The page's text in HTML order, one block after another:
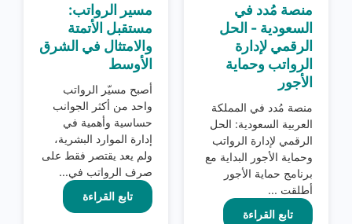
منصة مُدد في
السعودية - الحل
الرقمي لإدارة
الرواتب وحماية
الأجور
منصة مُدد في المملكة
العربية السعودية: الحل
الرقمي لإدارة الرواتب
وحماية الأجور البداية مع
برنامج حماية الأجور
أطلقت ...
تابع القراءة
مسير الرواتب:
مستقبل الأتمتة
والامتثال في الشرق
الأوسط
أصبح مسيّر الرواتب
واحد من أكثر الجوانب
حساسية وأهمية في
إدارة الموارد البشرية،
ولم يعد يقتصر فقط على
صرف الرواتب في...
تابع القراءة